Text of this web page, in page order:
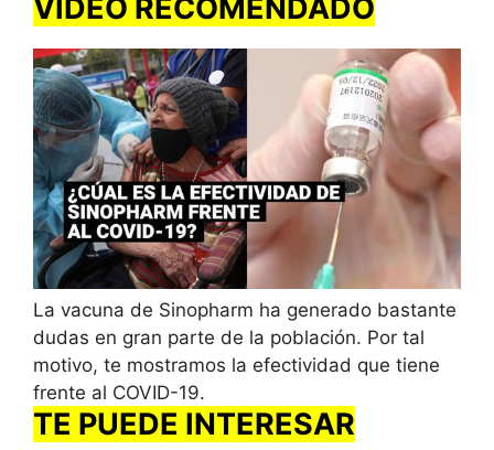
VIDEO RECOMENDADO
La vacuna de Sinopharm ha generado bastante
dudas en gran parte de la población. Por tal
motivo, te mostramos la efectividad que tiene
frente al COVID-19.
TE PUEDE INTERESAR